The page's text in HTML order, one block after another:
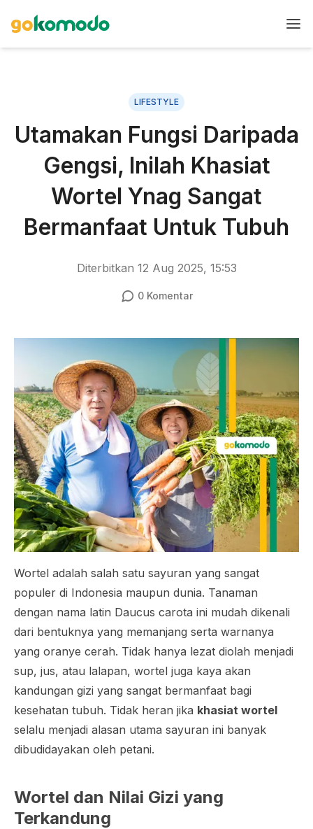
LIFESTYLE
Utamakan Fungsi Daripada
Gengsi, Inilah Khasiat
Wortel Ynag Sangat
Bermanfaat Untuk Tubuh
Diterbitkan 12 Aug 2025, 15:53
0Komentar
Wortel adalah salah satu sayuran yang sangat
populer di Indonesia maupun dunia. Tanaman
dengan nama latin Daucus carota ini mudah dikenali
dari bentuknya yang memanjang serta warnanya
yang oranye cerah. Tidak hanya lezat diolah menjadi
sup, jus, atau lalapan, wortel juga kaya akan
kandungan gizi yang sangat bermanfaat bagi
kesehatan tubuh. Tidak heran jika khasiat wortel
selalu menjadi alasan utama sayuran ini banyak
dibudidayakan oleh petani.
Wortel dan Nilai Gizi yang
Terkandung